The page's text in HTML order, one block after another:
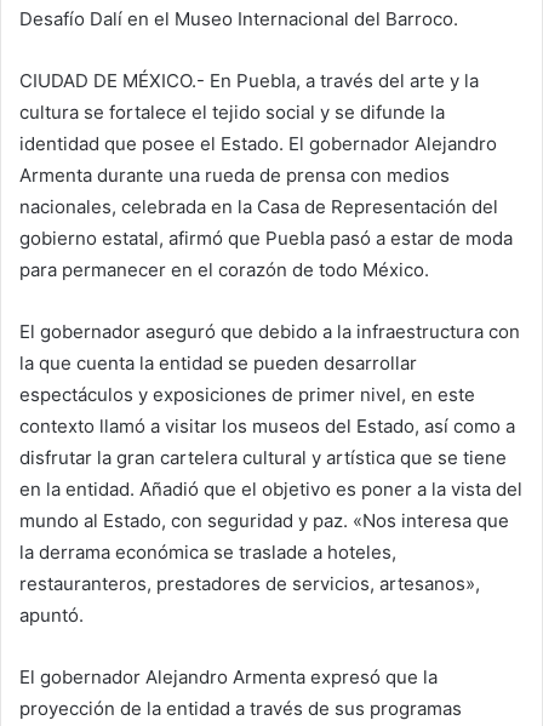
Desafío Dalí en el Museo Internacional del Barroco.
CIUDAD DE MÉXICO.- En Puebla, a través del arte y la
cultura se fortalece el tejido social y se difunde la
identidad que posee el Estado. El gobernador Alejandro
Armenta durante una rueda de prensa con medios
nacionales, celebrada en la Casa de Representación del
gobierno estatal, afirmó que Puebla pasó a estar de moda
para permanecer en el corazón de todo México.
El gobernador aseguró que debido a la infraestructura con
la que cuenta la entidad se pueden desarrollar
espectáculos y exposiciones de primer nivel, en este
contexto llamó a visitar los museos del Estado, así como a
disfrutar la gran cartelera cultural y artística que se tiene
en la entidad. Añadió que el objetivo es poner a la vista del
mundo al Estado, con seguridad y paz. «Nos interesa que
la derrama económica se traslade a hoteles,
restauranteros, prestadores de servicios, artesanos»,
apuntó.
El gobernador Alejandro Armenta expresó que la
proyección de la entidad a través de sus programas